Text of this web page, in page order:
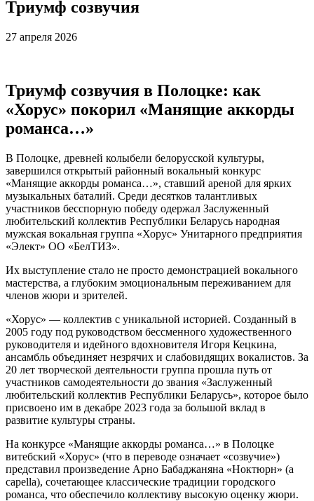
Триумф созвучия
27 апреля 2026
Триумф созвучия в Полоцке: как
«Хорус» покорил «Манящие аккорды
романса…»
В Полоцке, древней колыбели белорусской культуры,
завершился открытый районный вокальный конкурс
«Манящие аккорды романса…», ставший ареной для ярких
музыкальных баталий. Среди десятков талантливых
участников бесспорную победу одержал Заслуженный
любительский коллектив Республики Беларусь народная
мужская вокальная группа «Хорус» Унитарного предприятия
«Элект» ОО «БелТИЗ».
Их выступление стало не просто демонстрацией вокального
мастерства, а глубоким эмоциональным переживанием для
членов жюри и зрителей.
«Хорус» — коллектив с уникальной историей. Созданный в
2005 году под руководством бессменного художественного
руководителя и идейного вдохновителя Игоря Кецкина,
ансамбль объединяет незрячих и слабовидящих вокалистов. За
20 лет творческой деятельности группа прошла путь от
участников самодеятельности до звания «Заслуженный
любительский коллектив Республики Беларусь», которое было
присвоено им в декабре 2023 года за большой вклад в
развитие культуры страны.
На конкурсе «Манящие аккорды романса…» в Полоцке
витебский «Хорус» (что в переводе означает «созвучие»)
представил произведение Арно Бабаджаняна «Ноктюрн» (a
capella), сочетающее классические традиции городского
романса, что обеспечило коллективу высокую оценку жюри.